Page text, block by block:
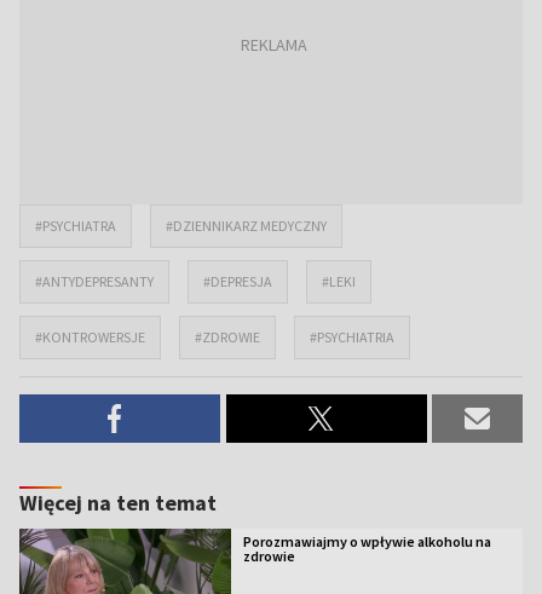
#PSYCHIATRA #DZIENNIKARZ MEDYCZNY
#ANTYDEPRESANTY #DEPRESJA #LEKI
#KONTROWERSJE #ZDROWIE #PSYCHIATRIA
Więcej na ten temat
Porozmawiajmy o wpływie alkoholu na
zdrowie